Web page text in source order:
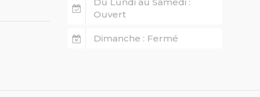
Ouvert
Dimanche : Fermé